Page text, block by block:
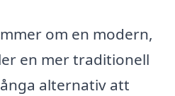
om en modern,
en mer traditionell
alternativ att